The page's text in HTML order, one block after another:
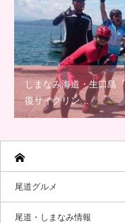
しまなみ海道・生口島
復サイクリン…
尾道グルメ
尾道・しまなみ情報